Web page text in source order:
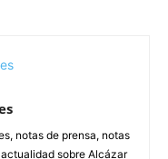
notas de prensa, notas
sobre Alcázar